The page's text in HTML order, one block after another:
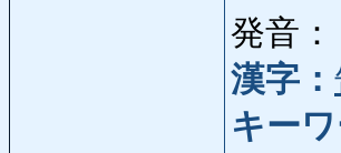
発音
漢字：
キーワ